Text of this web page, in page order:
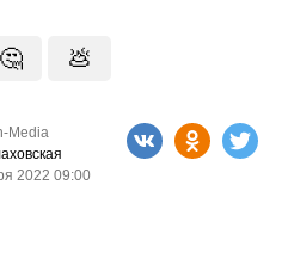
🤔 💩
Media
2022 09:00